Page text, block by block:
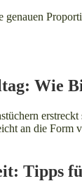
genauen
Wie
an die
Tipps